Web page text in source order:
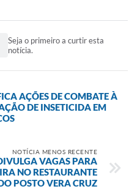
Seja o primeiro a curtir esta
notícia.
AÇÕES DE COMBATE À
DE INSETICIDA EM
NOTÍCIA MENOS RECENTE
VAGAS PARA
NO RESTAURANTE
POSTO VERA CRUZ